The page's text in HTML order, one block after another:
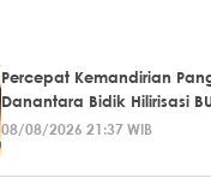
Percepat Kemandirian
Danantara Bidik Hilirisasi
08/08/2026 21:37 WIB